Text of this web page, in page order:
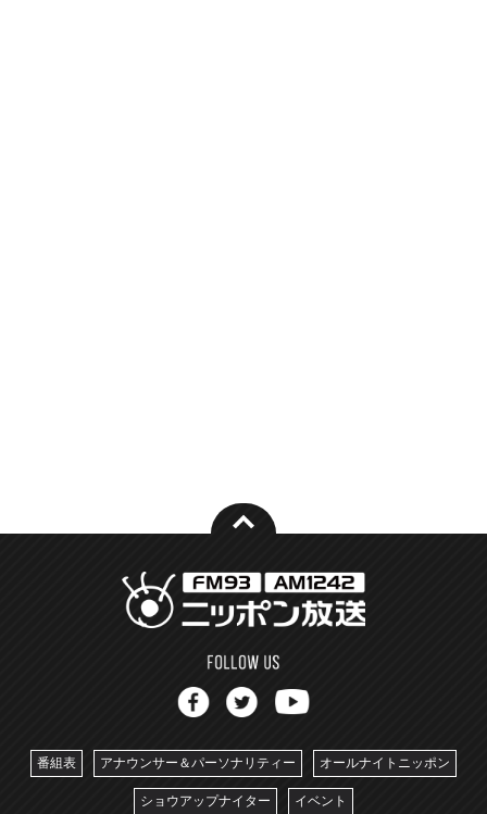
番組表 アナウンサー＆パーソナリティー オールナイトニッポン
ショウアップナイター イベント